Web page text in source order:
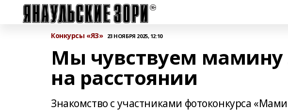
Конкурсы «ЯЗ» 23 НОЯБРЯ 2025, 12:10
Мы чувствуем
на расстоянии
Знакомство с участниками фотоконкурса